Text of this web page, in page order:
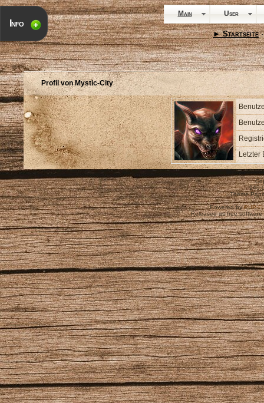
Main User
► Startseite ·
Info
Profil von Mystic-City
Letzter
Theme
Powered byPHP-
Released as free